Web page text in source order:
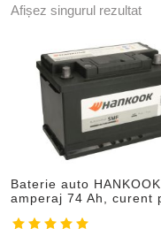
Afișez singurul rezultat
Baterie auto
amperaj 74 Ah, curent